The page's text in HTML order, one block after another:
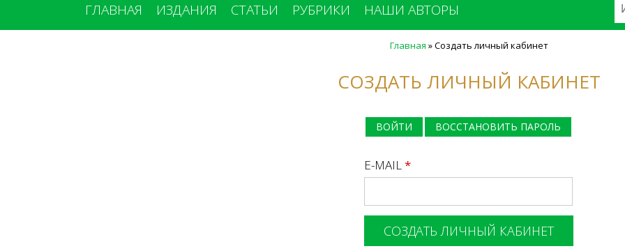
ГЛАВНАЯ ИЗДАНИЯ СТАТЬИ РУБРИКИ НАШИ АВТОРЫ
Главная »Создать личный кабинет
СОЗДАТЬ ЛИЧНЫЙ КАБИНЕТ
ВОЙТИ ВОССТАНОВИТЬ ПАРОЛЬ
E-MAIL*